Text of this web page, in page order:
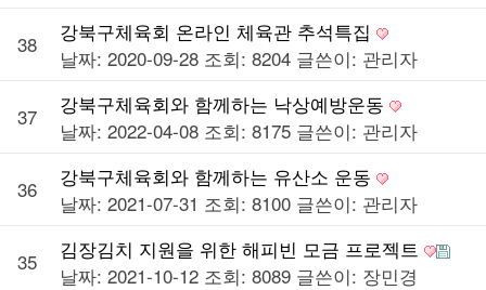
38
강북구체육회 온라인 체육관 추석특집
날짜: 2020-09-28 조회: 8204 글쓴이: 관리자
37
강북구체육회와 함께하는 낙상예방운동
날짜: 2022-04-08 조회: 8175 글쓴이: 관리자
36
강북구체육회와 함께하는 유산소 운동
날짜: 2021-07-31 조회: 8100 글쓴이: 관리자
35
김장김치 지원을 위한 해피빈 모금 프로젝트
날짜: 2021-10-12 조회: 8089 글쓴이: 장민경